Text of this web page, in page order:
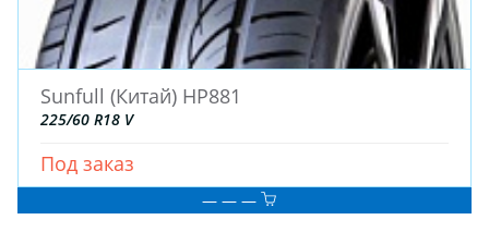
Sunfull (Китай) HP881
225/60 R18 V
Под заказ
— — —